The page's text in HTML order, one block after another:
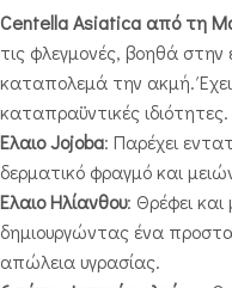
Centella Asiatica από τη
τις φλεγμονές, βοηθά
καταπολεμά την ακμή. Έχει
καταπραϋντικές ιδιότητες.
Έλαιο Jojoba: Παρέχει
δερματικό φραγμό και
Έλαιο Ηλίανθου: Θρέφει
δημιουργώντας ένα
απώλεια υγρασίας.